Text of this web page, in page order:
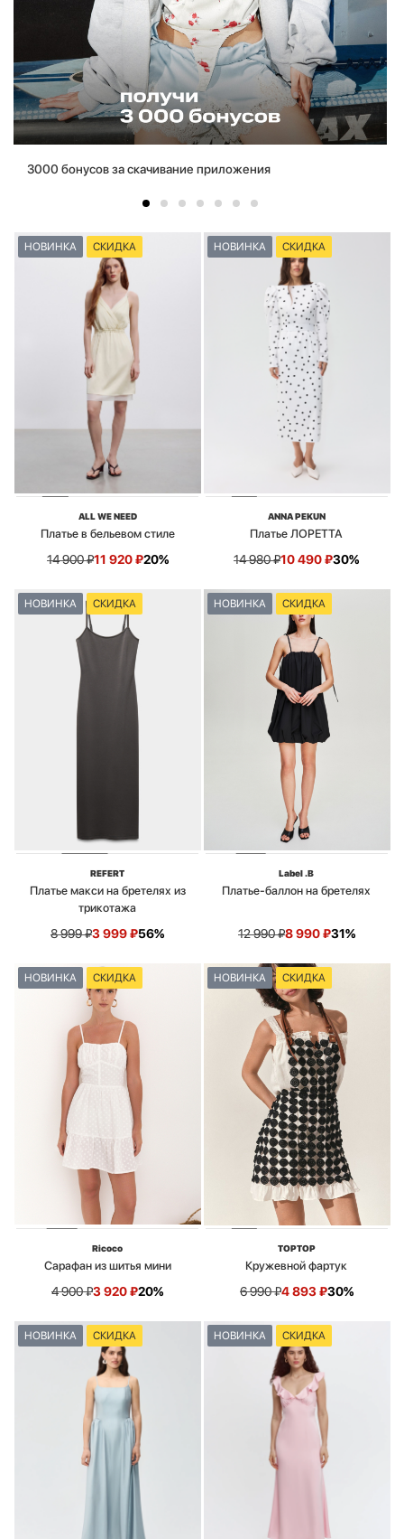
3000 бонусов за скачивание приложения
НОВИНКА СКИДКА
ALL WE NEED
Платье в бельевом стиле
14 900₽11 920₽20%
НОВИНКА СКИДКА
ANNA PEKUN
Платье ЛОРЕТТА
14 980₽10 490₽30%
НОВИНКА СКИДКА
REFERT
Платье макси на бретелях из
трикотажа
8 999₽3 999₽56%
НОВИНКА СКИДКА
Label .B
Платье-баллон на бретелях
12 990₽8 990₽31%
НОВИНКА СКИДКА
Ricoco
Сарафан из шитья мини
4 900₽3 920₽20%
НОВИНКА СКИДКА
TOPTOP
Кружевной фартук
6 990₽4 893₽30%
НОВИНКА СКИДКА НОВИНКА СКИДКА